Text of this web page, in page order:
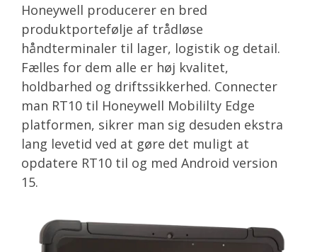
Honeywell producerer en bred
produktportefølje af trådløse
håndterminaler til lager, logistik og detail.
Fælles for dem alle er høj kvalitet,
holdbarhed og driftssikkerhed. Connecter
man RT10 til Honeywell Mobililty Edge
platformen, sikrer man sig desuden ekstra
lang levetid ved at gøre det muligt at
opdatere RT10 til og med Android version
15.